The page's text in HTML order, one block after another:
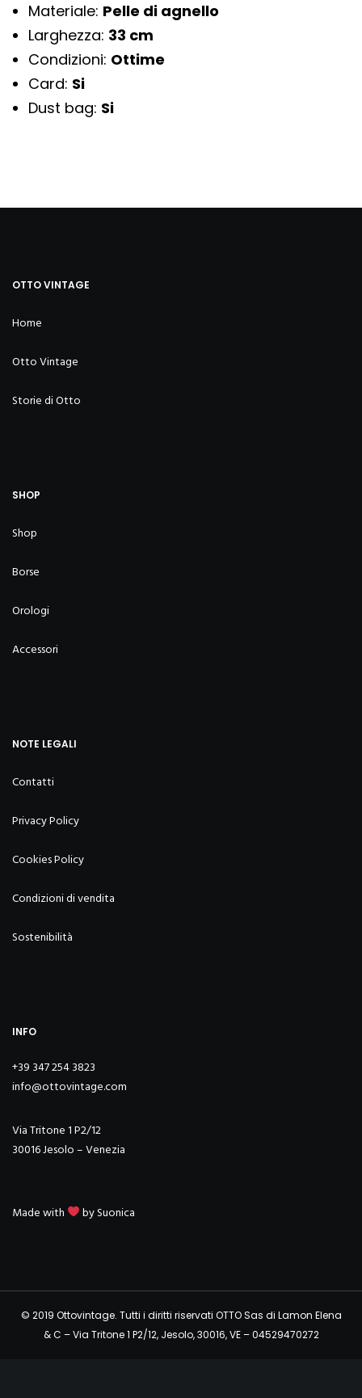
Materiale: Pelle di agnello
Larghezza: 33 cm
Condizioni: Ottime
Card: Si
Dust bag: Si
OTTO VINTAGE
Home
Otto Vintage
Storie di Otto
SHOP
Shop
Borse
Orologi
Accessori
NOTE LEGALI
Contatti
Privacy Policy
Cookies Policy
Condizioni di vendita
Sostenibilità
INFO
+39 347 254 3823
info@ottovintage.com
Via Tritone 1 P2/12
30016 Jesolo – Venezia
Made with bySuonica
© 2019 Ottovintage. Tutti i diritti riservati OTTO Sas di Lamon Elena
& C – Via Tritone 1 P2/12, Jesolo, 30016, VE – 04529470272